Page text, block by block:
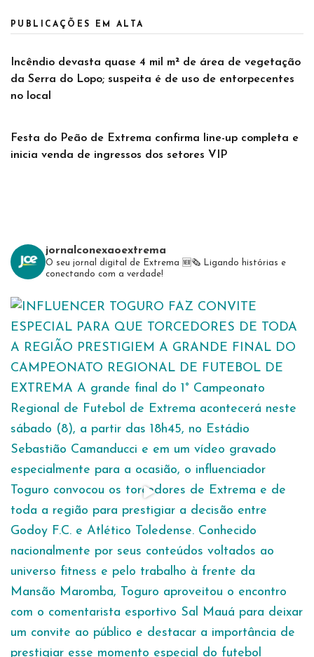
PUBLICAÇÕES EM ALTA
Incêndio devasta quase 4 mil m² de área de vegetação
da Serra do Lopo; suspeita é de uso de entorpecentes
no local
Festa do Peão de Extrema confirma line-up completa e
inicia venda de ingressos dos setores VIP
jornalconexaoextrema
O seu jornal digital de Extrema 🆕️🗞 Ligando histórias e
conectando com a verdade!